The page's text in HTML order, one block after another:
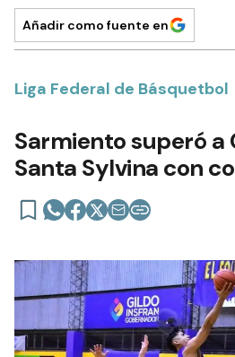
Añadir como fuente en
Liga Federal de Básquetbol
Sarmiento superó a
Santa Sylvina con